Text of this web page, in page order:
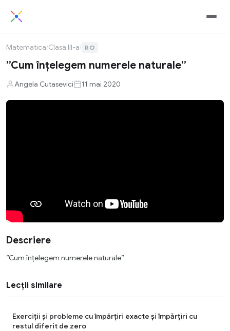
Matematica/Clasa III-a/ RO
”Cum înțelegem numerele naturale”
Angela Cutasevici 11 mai 2020
Descriere
”Cum înțelegem numerele naturale”
Lecții similare
Exerciții și probleme cu împărțiri exacte și împărțiri cu
restul diferit de zero